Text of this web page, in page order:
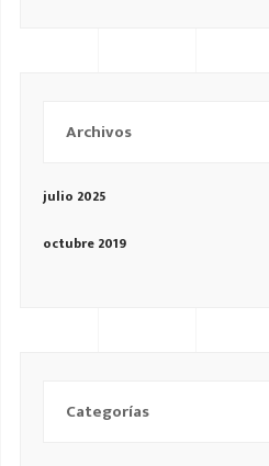
Archivos
julio 2025
octubre 2019
Categorías